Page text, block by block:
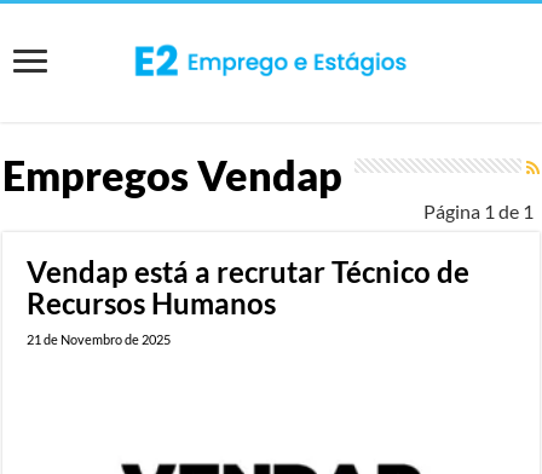
EmpregosVendap
Página 1 de 1
Vendap está a recrutar Técnico de
Recursos Humanos
21 de Novembro de 2025